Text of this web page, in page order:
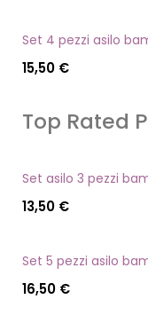
15,50 €
Top Rated
13,50 €
16,50 €